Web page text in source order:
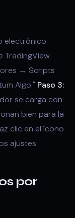
electrónico
→ Scripts
Algo." Paso 3:
se carga con
bien para la
clic en el ícono
ajustes.
por